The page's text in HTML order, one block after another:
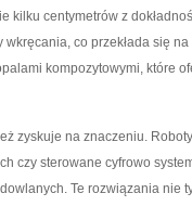
kilku centymetrów z
co przekłada się
kompozytowymi, które
zyskuje na znaczeniu.
czy sterowane cyfrowo
Te rozwiązania nie